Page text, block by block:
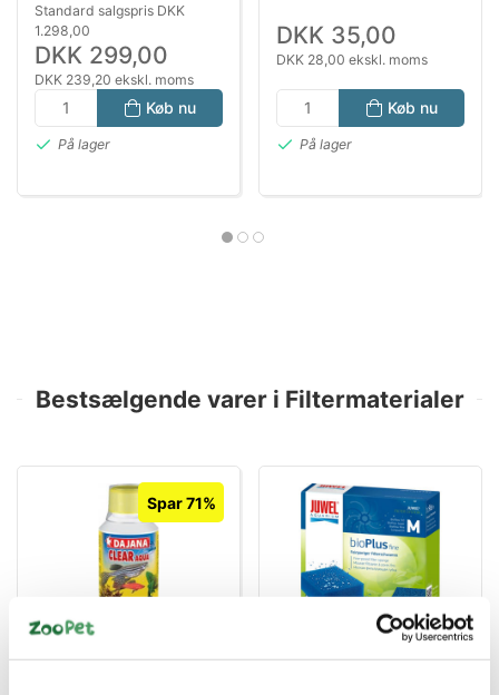
Standard salgspris DKK
1.298,00
DKK 299,00
DKK 239,20 ekskl. moms
Køb nu
På lager
DKK 35,00
DKK 28,00 ekskl. moms
Køb nu
På lager
Bestsælgende varer i Filtermaterialer
Spar 71%
Clear Aqua 100 ml (10)
Juwel Filter svamp fin